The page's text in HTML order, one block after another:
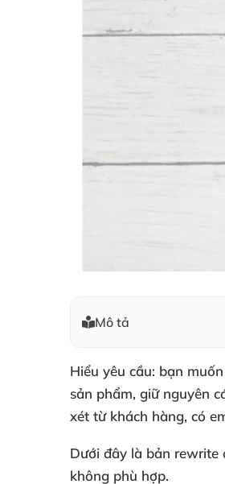
Mô tả
Hiểu yêu cầu: bạn
sản phẩm, giữ nguyên
xét từ khách hàng, có
Dưới đây là bản rewrite
không phù hợp.